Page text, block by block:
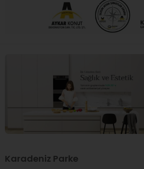
Karadeniz Parke